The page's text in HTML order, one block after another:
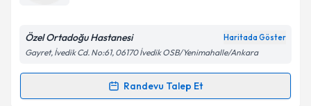
Özel Ortadoğu Hastanesi Haritada Göster
Gayret, İvedik Cd. No:61, 06170 İvedik OSB/Yenimahalle/Ankara
Randevu Talep Et
Randevu Takvimi Talebi